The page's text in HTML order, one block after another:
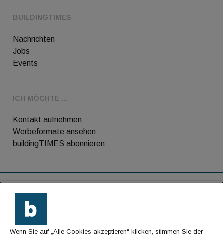
BUILDINGTIMES
Nachrichten
Jobs
Events
ICH MÖCHTE ...
Kontakt aufnehmen
Werbeformate ansehen
buildingTIMES abonnieren
Kontakt
Impressum
Wenn Sie auf „Alle Cookies akzeptieren“ klicken, stimmen Sie der